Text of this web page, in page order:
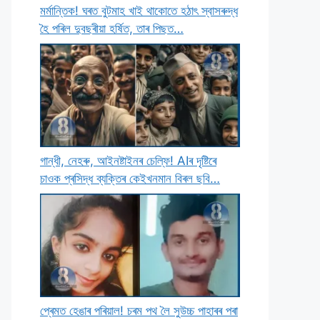
মৰ্মান্তিক! ঘৰত বুটমাহ খাই থাকােতে হঠাৎ স্বাসৰুদ্ধ
হৈ পৰিল দুবছৰীয়া হৰ্ষিত, তাৰ পিছত…
গান্ধী, নেহৰু, আইনষ্টাইনৰ চেল্ফি! AIৰ দৃষ্টিৰে
চাওক প্ৰসিদ্ধ ব্যক্তিৰ কেইখনমান বিৰল ছবি…
প্ৰেমত হেঙাৰ পৰিয়াল! চৰম পথ লৈ সুউচ্চ পাহাৰৰ পৰা